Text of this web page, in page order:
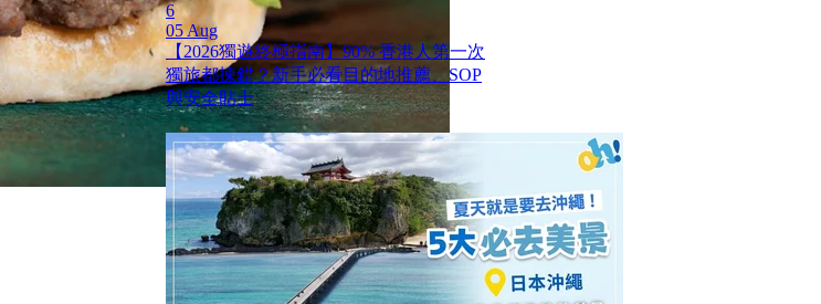
6
05 Aug
【2026獨遊終極指南】90% 香港人第一次
獨旅都揀錯？新手必看目的地推薦、SOP
與安全貼士